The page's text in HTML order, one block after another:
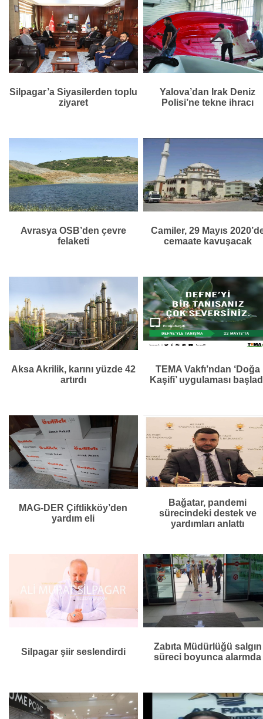
Silpagar’a Siyasilerden toplu
ziyaret
Yalova’dan Irak Deniz
Polisi’ne tekne ihracı
Avrasya OSB’den çevre
felaketi
Camiler, 29 Mayıs
cemaate kavuşacak
Aksa Akrilik, karını yüzde 42
artırdı
TEMA Vakfı’ndan ‘Doğa
Kaşifi’ uygulaması
MAG-DER Çiftlikköy’den
yardım eli
Bağatar, pandemi
sürecindeki destek ve
yardımları anlattı
Silpagar şiir seslendirdi
Zabıta Müdürlüğü salgın
süreci boyunca alarmda